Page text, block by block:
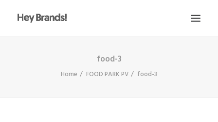
food-3
Home FOOD PARK PV food-3